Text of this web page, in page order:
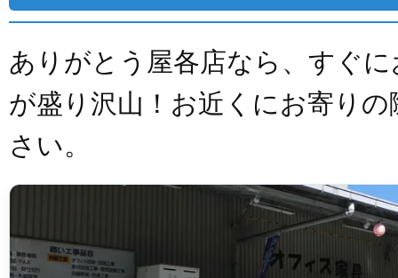
ありがとう屋各店なら、すぐ
が盛り沢山！お近くにお寄り
さい。